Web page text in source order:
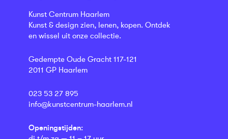
Kunst Centrum Haarlem
Kunst & design zien, lenen, kopen. Ontdek
en wissel uit onze collectie.
Gedempte Oude Gracht 117-121
2011 GP Haarlem
023 53 27 895
info@kunstcentrum-haarlem.nl
Openingstijden: